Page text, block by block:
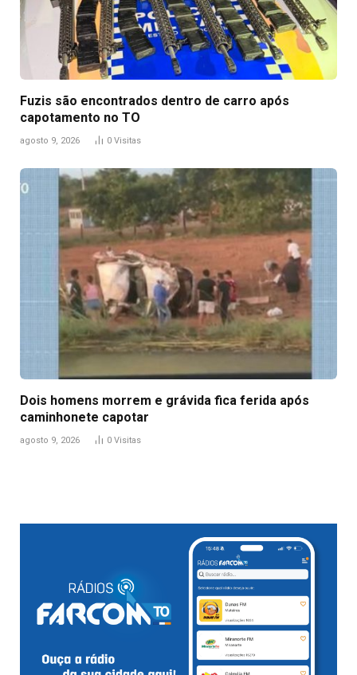
Fuzis são encontrados dentro de carro após
capotamento no TO
agosto 9, 2026 0 Visitas
Dois homens morrem e grávida fica ferida após
caminhonete capotar
agosto 9, 2026 0 Visitas